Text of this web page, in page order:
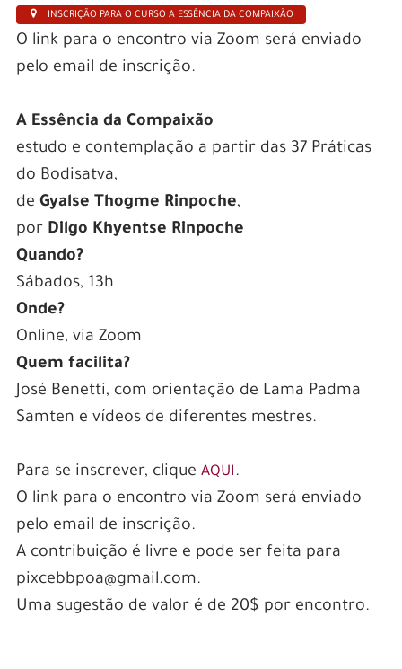
INSCRIÇÃO PARA O CURSO A ESSÊNCIA DA COMPAIXÃO
O link para o encontro via Zoom será enviado
pelo email de inscrição.
A Essência da Compaixão
estudo e contemplação a partir das 37 Práticas
do Bodisatva,
de Gyalse Thogme Rinpoche,
porDilgo Khyentse Rinpoche
Quando?
Sábados, 13h
Onde?
Online, via Zoom
Quem facilita?
José Benetti, com orientação de Lama Padma
Samten e vídeos de diferentes mestres.
Para se inscrever, clique AQUI .
O link para o encontro via Zoom será enviado
pelo email de inscrição.
A contribuição é livre e pode ser feita para
pixcebbpoa@gmail.com.
Uma sugestão de valor é de 20$ por encontro.